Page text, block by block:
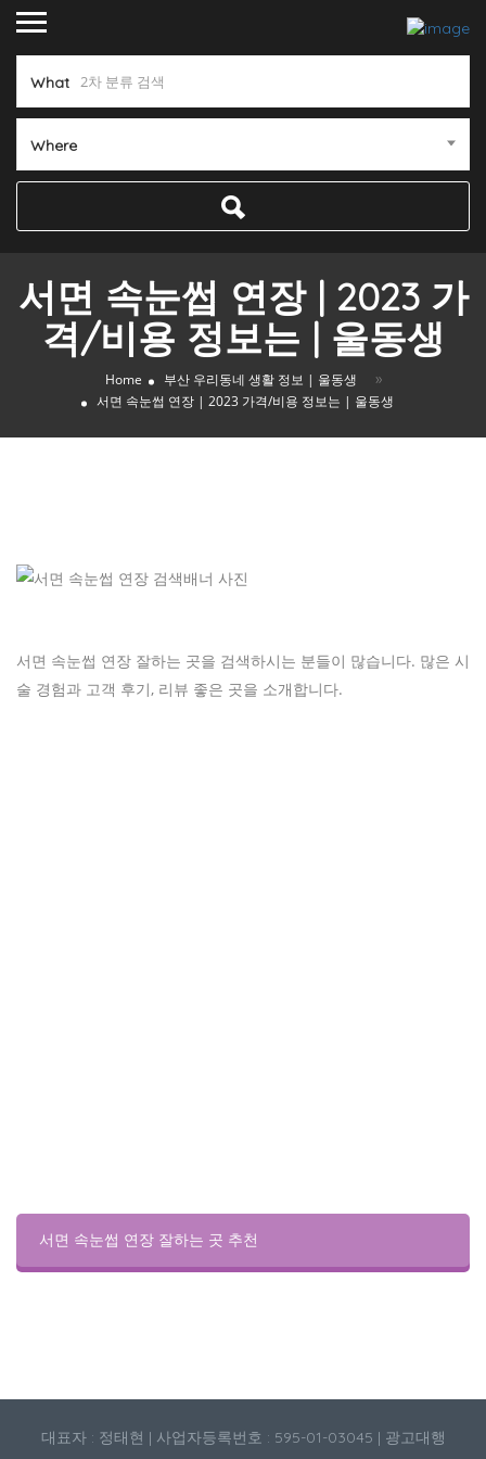
What
Where
서면 속눈썹 연장 | 2023 가
격/비용 정보는 | 울동생
Home 부산 우리동네 생활 정보 | 울동생 »
서면 속눈썹 연장 | 2023 가격/비용 정보는 | 울동생
서면 속눈썹 연장 잘하는 곳을 검색하시는 분들이 많습니다. 많은 시
술 경험과 고객 후기, 리뷰 좋은 곳을 소개합니다.
서면 속눈썹 연장 잘하는 곳 추천
대표자 : 정태현 | 사업자등록번호 : 595-01-03045 | 광고대행